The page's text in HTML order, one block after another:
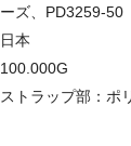
ーズ、PD3259-50
日本
100.000G
ストラップ部：ポ